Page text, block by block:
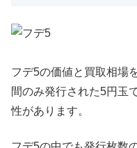
フデ5の価値と買取相場
間のみ発行された5円玉
性があります。